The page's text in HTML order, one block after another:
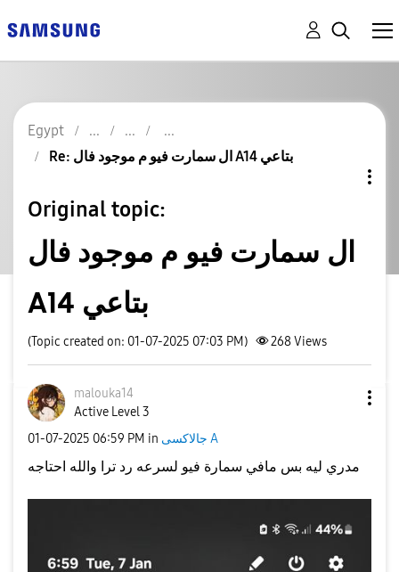
Egypt
Re: ال سمارت فيو م موجود فال A14 بتاعي
Original topic:
ال سمارت فيو م موجود فال
A14 بتاعي
(Topic created on: 01-07-2025 07:03 PM) 268Views
malouka14
Active Level 3
‎01-07-2025 06:59 PM in جالاكسى A
مدري ليه بس مافي سمارة فيو لسرعه رد ترا والله احتاجه